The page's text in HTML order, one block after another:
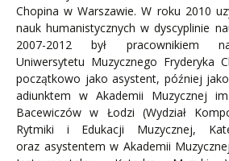
Chopina w Warszawie. W roku 2010
nauk humanistycznych w dyscyplinie
2007-2012 był pracownikiem
Uniwersytetu Muzycznego Fryderyka
początkowo jako asystent, później
adiunktem w Akademii Muzycznej
Bacewiczów w Łodzi (Wydział
Rytmiki i Edukacji Muzycznej,
oraz asystentem w Akademii